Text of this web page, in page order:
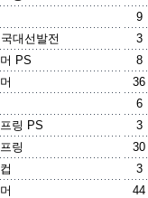
9
대선발전
3
PS
8
36
6
링 PS
3
링
30
3
44